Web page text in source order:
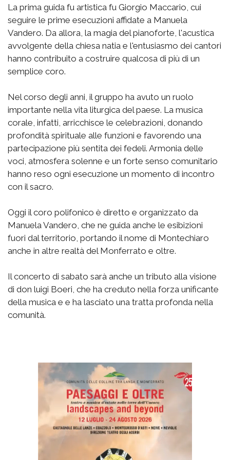
La prima guida fu artistica fu Giorgio Maccario, cui
seguire le prime esecuzioni affidate a Manuela
Vandero. Da allora, la magia del pianoforte, l'acustica
avvolgente della chiesa natia e l'entusiasmo dei cantori
hanno contribuito a costruire qualcosa di più di un
semplice coro.
Nel corso degli anni, il gruppo ha avuto un ruolo
importante nella vita liturgica del paese. La musica
corale, infatti, arricchisce le celebrazioni, donando
profondità spirituale alle funzioni e favorendo una
partecipazione più sentita dei fedeli. Armonia delle
voci, atmosfera solenne e un forte senso comunitario
hanno reso ogni esecuzione un momento di incontro
con il sacro.
Oggi il coro polifonico è diretto e organizzato da
Manuela Vandero, che ne guida anche le esibizioni
fuori dal territorio, portando il nome di Montechiaro
anche in altre realtà del Monferrato e oltre.
Il concerto di sabato sarà anche un tributo alla visione
di don luigi Boeri, che ha creduto nella forza unificante
della musica e e ha lasciato una tratta profonda nella
comunità.